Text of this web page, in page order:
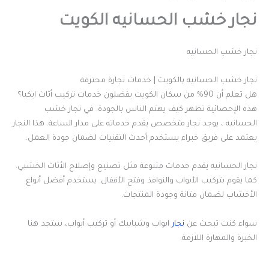
نجار خشب الحسانيه الكويت
نجار خشب الحسانيه
نجار خشب الحسانيه بالكويت | خدمات نجارة محترفة
هل تعلم أن 90% من سكان الكويت يفضلون خدمات تركيب أثاث ايكيا؟
هذه الإحصائية تظهر كيف يهتم الناس بالجودة. في نجار خشب
الحسانيه ، يوجد نجار متخصص يقدم خدماته على مدار الساعة. هذا النجار
يعتمد على فريق خبراء يستخدم أحدث التقنيات لضمان جودة العمل.
نجار الحسانيه يقدم خدمات متنوعة مثل تصنيع وإصلاح الأثاث الخشبي.
كما يقوم بتركيب الأبواب والنوافذ وفتح الأقفال. يستخدم أفضل أنواع
الأخشاب لضمان متانة وجودة المنتجات.
سواء كنت تبحث عن نجار ابواب وشبابيك أو تركيب أبواب، ستجد هنا
الخبرة والمهارة اللازمة.